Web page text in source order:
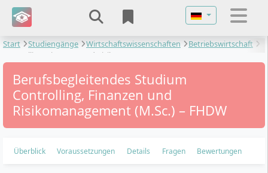
Sprache
Start Studiengänge Wirtschaftswissenschaften
Betriebswirtschaft
Controlling, Finanzen und Risikomanagement
Berufsbegleitendes Studium
Controlling, Finanzen und
Risikomanagement (M.Sc.) – FHDW
Überblick Voraussetzungen Details Fragen Bewertungen